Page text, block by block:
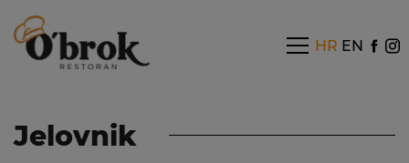
HR EN
Jelovnik